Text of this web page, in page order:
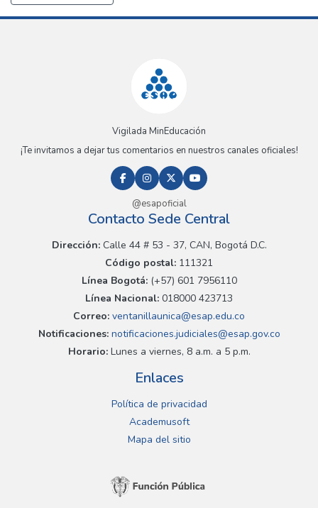
Vigilada MinEducación
¡Te invitamos a dejar tus comentarios en nuestros canales oficiales!
@esapoficial
Contacto Sede Central
Dirección:Calle 44 # 53 - 37, CAN, Bogotá D.C.
Código postal: 111321
Línea Bogotá:(+57) 601 7956110
Línea Nacional: 018000 423713
Correo: ventanillaunica@esap.edu.co
Notificaciones:notificaciones.judiciales@esap.gov.co
Horario:Lunes a viernes, 8 a.m. a 5 p.m.
Enlaces
Política de privacidad
Academusoft
Mapa del sitio